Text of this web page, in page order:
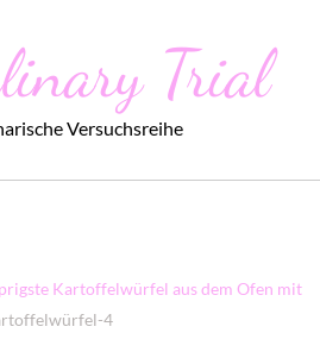
Trial
Versuchsreihe
Kartoffelwürfel aus dem Ofen mit
4